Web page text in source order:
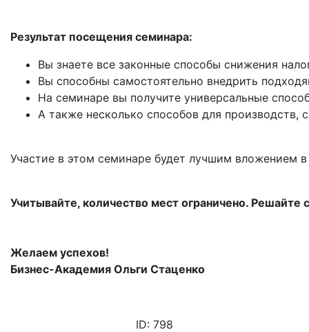
Результат посещения семинара:
Вы знаете все законные способы снижения
Вы способны самостоятельно внедрить
На семинаре вы получите универсальные
А также несколько способов для производств,
Участие в этом семинаре будет лучшим вложением
Учитывайте, количество мест ограничено. Решайте
Желаем успехов!
Бизнес-Академия Ольги Стаценко
ID: 798